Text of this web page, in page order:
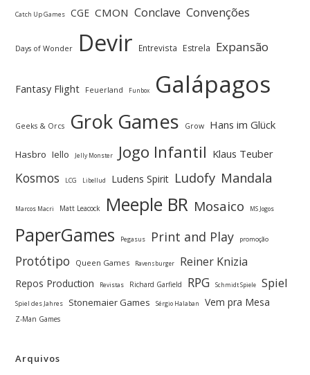
Catch Up Games CGE CMON Conclave Convenções
Days of Wonder Devir Entrevista Estrela Expansão
Fantasy Flight Feuerland Funbox Galápagos
Geeks & Orcs Grok Games Grow Hans im Glück
Hasbro Iello Jelly Monster Jogo Infantil Klaus Teuber
Kosmos LCG Libellud Ludens Spirit Ludofy Mandala
Marcos Macri Matt Leacock Meeple BR Mosaico MS Jogos
PaperGames Pegasus Print and Play promoção
Protótipo Queen Games Ravensburger Reiner Knizia
Repos Production Revistas Richard Garfield RPG Schmidt Spiele Spiel
Spiel des Jahres Stonemaier Games Sérgio Halaban Vem pra Mesa
Z-Man Games
Arquivos